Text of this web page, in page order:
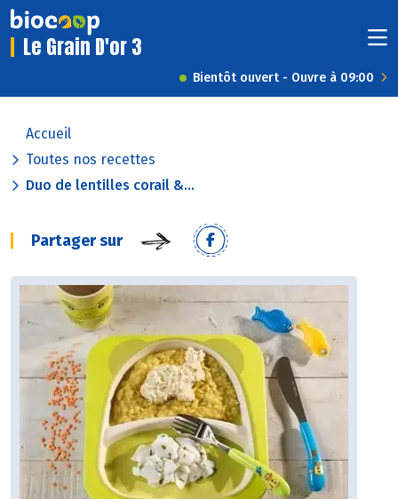
Le Grain D'or 3
Bientôt ouvert - Ouvre à 09:00
Accueil
Toutes nos recettes
Duo de lentilles corail &...
Partager sur